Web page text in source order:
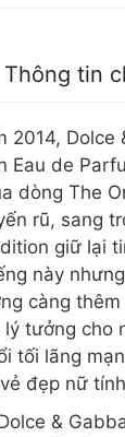
Thông tin
2014, Dolce
Eau de
dòng The
rũ, sang
giữ lại
này
càng
tưởng cho
tối lãng
đẹp nữ
&